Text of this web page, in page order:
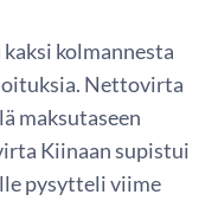
kolmannesta
Nettovirta
maksutaseen
Kiinaan supistui
pysytteli viime